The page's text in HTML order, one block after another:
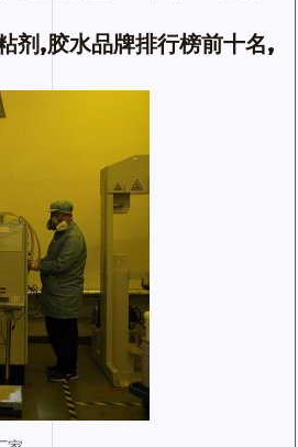
剂,胶水品牌排行榜前十名,